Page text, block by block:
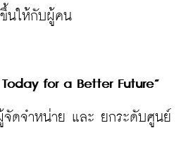
นให้กับผู้คน
จัดจำหน่าย และ ยกระดับศูนย์